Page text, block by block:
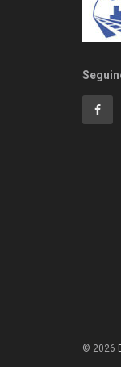
© 2026